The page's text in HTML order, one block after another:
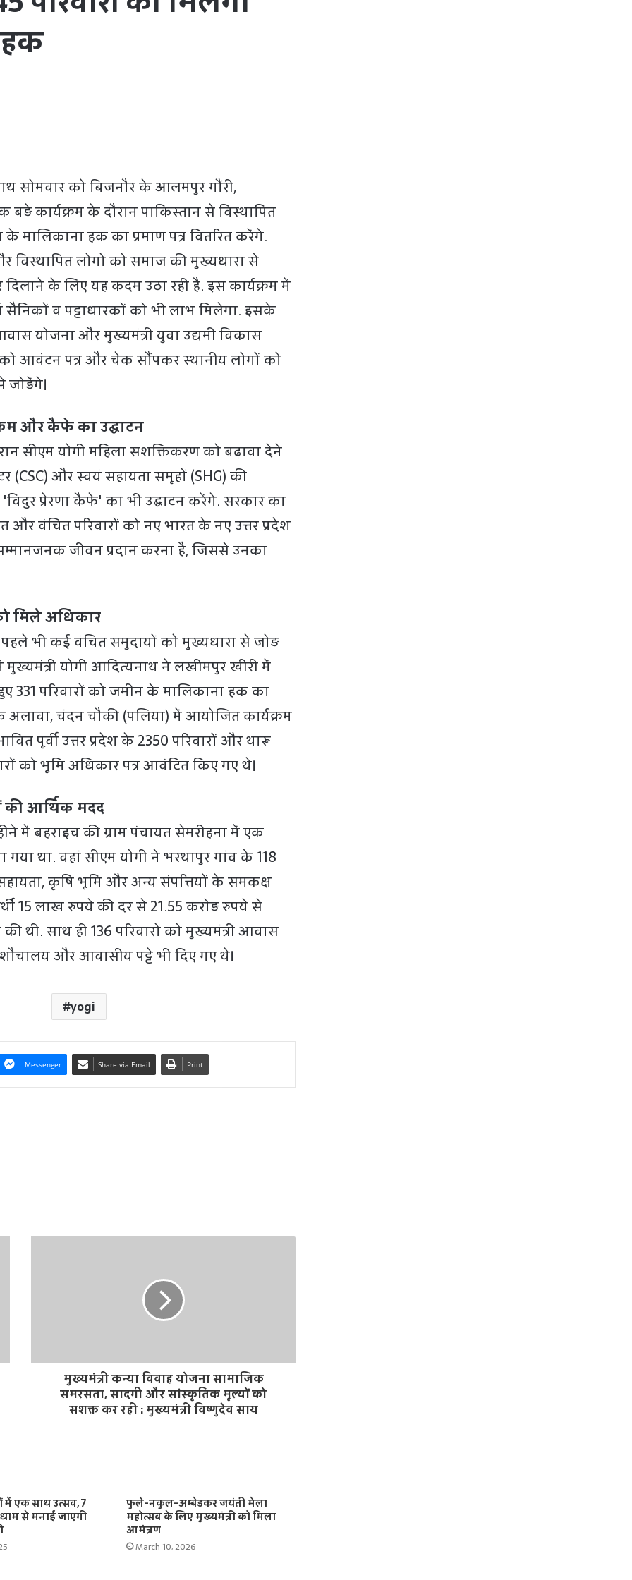
सोमवार को बिजनौर के आलमपुर गौंरी,
कार्यक्रम के दौरान पाकिस्तान से विस्थापित
के मालिकाना हक का प्रमाण पत्र वितरित करेंगे.
विस्थापित लोगों को समाज की मुख्यधारा से
के लिए यह कदम उठा रही है. इस कार्यक्रम में
सैनिकों व पट्टाधारकों को भी लाभ मिलेगा. इसके
योजना और मुख्यमंत्री युवा उद्यमी विकास
आवंटन पत्र और चेक सौंपकर स्थानीय लोगों को
और कैफे का उद्घाटन
सीएम योगी महिला सशक्तिकरण को बढ़ावा देने
(CSC) और स्वयं सहायता समूहों (SHG) की
'विदुर प्रेरणा कैफे' का भी उद्घाटन करेंगे. सरकार का
और वंचित परिवारों को नए भारत के नए उत्तर प्रदेश
जीवन प्रदान करना है, जिससे उनका
मिले अधिकार
पहले भी कई वंचित समुदायों को मुख्यधारा से जोड़
योगी आदित्यनाथ ने लखीमपुर खीरी में
331 परिवारों को जमीन के मालिकाना हक का
अलावा, चंदन चौकी (पलिया) में आयोजित कार्यक्रम
पूर्वी उत्तर प्रदेश के 2350 परिवारों और थारू
को भूमि अधिकार पत्र आवंटित किए गए थे।
की आर्थिक मदद
में बहराइच की ग्राम पंचायत सेमरीहना में एक
था. वहां सीएम योगी ने भरथापुर गांव के 118
सहायता, कृषि भूमि और अन्य संपत्तियों के समकक्ष
15 लाख रुपये की दर से 21.55 करोड़ रुपये से
थी. साथ ही 136 परिवारों को मुख्यमंत्री आवास
और आवासीय पट्टे भी दिए गए थे।
yogi
Messenger Share via Email Print
मुख्यमंत्री कन्या विवाह योजना सामाजिक
समरसता, सादगी और सांस्कृतिक मूल्यों को
सशक्त कर रही : मुख्यमंत्री विष्णुदेव साय
में एक साथ उत्सव, 7
से मनाई जाएगी
फुले-नकुल-अम्बेडकर जयंती मेला
महोत्सव के लिए मुख्यमंत्री को मिला
आमंत्रण
March 10, 2026